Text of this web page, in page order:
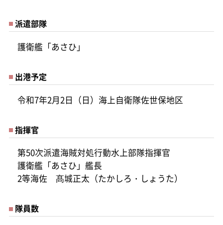
派遣部隊
護衛艦「あさひ」
出港予定
令和7年2月2日（日）海上自衛隊佐世保地区
指揮官
第50次派遣海賊対処行動水上部隊指揮官
護衛艦「あさひ」艦長
2等海佐 髙城正太（たかしろ・しょうた）
隊員数